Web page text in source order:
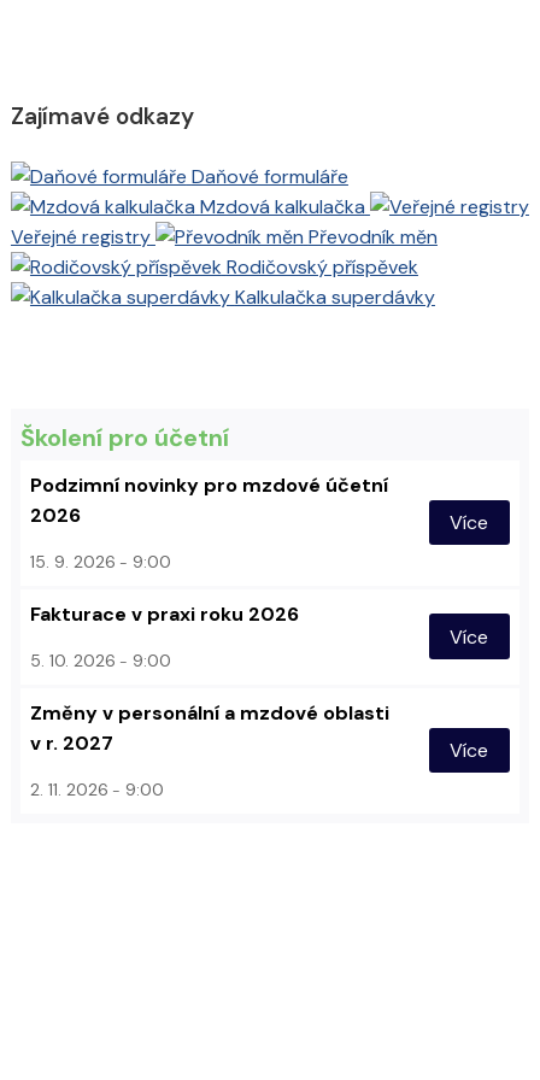
Zajímavé odkazy
Daňové formuláře
Mzdová kalkulačka
Veřejné registry
Převodník měn
Rodičovský příspěvek
Kalkulačka superdávky
Školení pro účetní
Podzimní novinky pro mzdové účetní
2026
15. 9. 2026 9:00
Více
Fakturace v praxi roku 2026
5. 10. 2026 9:00
Více
Změny v personální a mzdové oblasti
v r. 2027
2. 11. 2026 9:00
Více